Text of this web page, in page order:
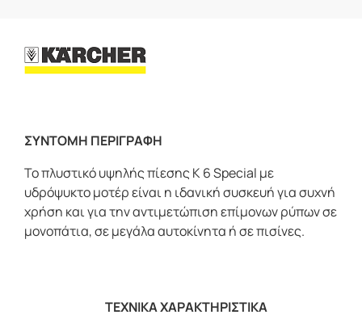
ΣΥΝΤΟΜΗ ΠΕΡΙΓΡΑΦΗ
Το πλυστικό υψηλής πίεσης K 6 Special με
υδρόψυκτο μοτέρ είναι η ιδανική συσκευή για συχνή
χρήση και για την αντιμετώπιση επίμονων ρύπων σε
μονοπάτια, σε μεγάλα αυτοκίνητα ή σε πισίνες.
ΤΕΧΝΙΚΑ ΧΑΡΑΚΤΗΡΙΣΤΙΚΑ